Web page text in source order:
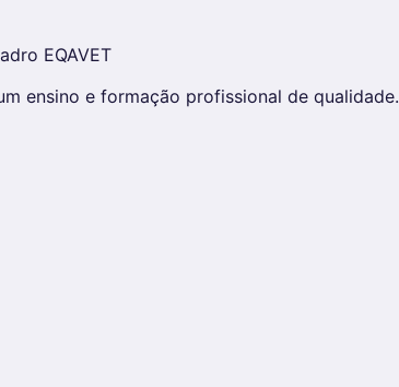
EQAVET
ensino e formação profissional de qualidade.